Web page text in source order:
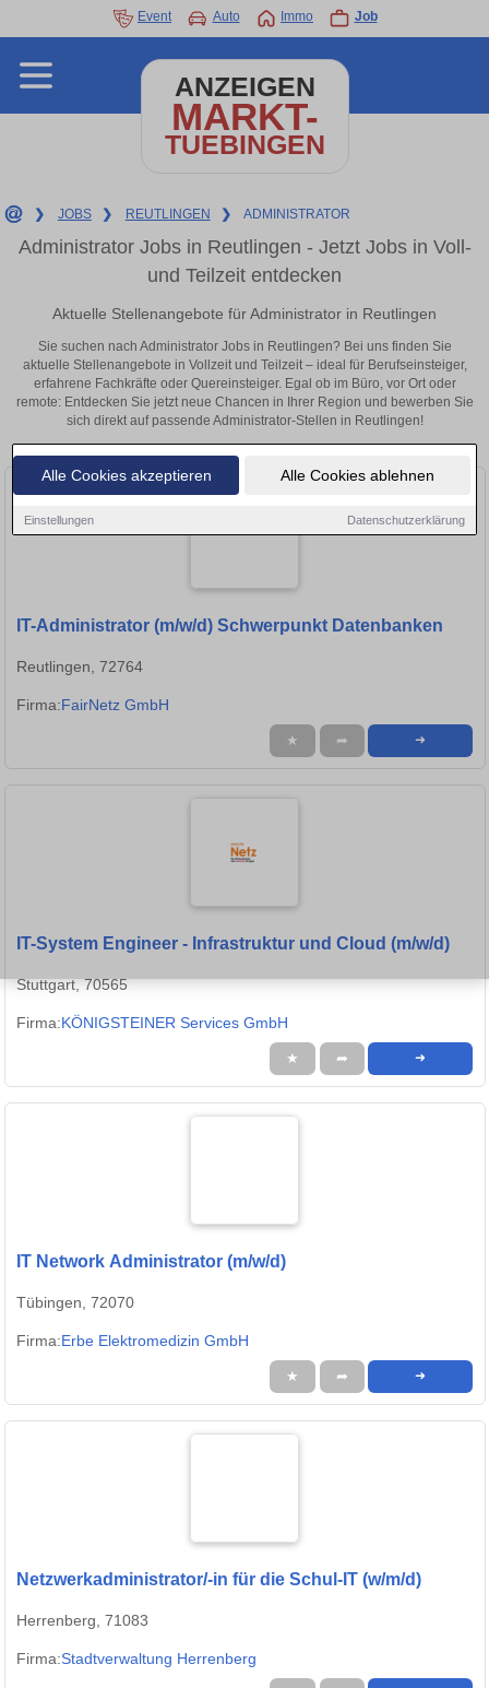
Alle Cookies akzeptieren Alle Cookies ablehnen
Einstellungen Datenschutzerklärung
Event Auto Immo Job
ANZEIGEN
MARKT-
TUEBINGEN
❯ JOBS ❯ REUTLINGEN ❯ ADMINISTRATOR
Administrator Jobs in Reutlingen - Jetzt Jobs in Voll-
und Teilzeit entdecken
Aktuelle Stellenangebote für Administrator in Reutlingen
Sie suchen nach Administrator Jobs in Reutlingen? Bei uns finden Sie
aktuelle Stellenangebote in Vollzeit und Teilzeit – ideal für Berufseinsteiger,
erfahrene Fachkräfte oder Quereinsteiger. Egal ob im Büro, vor Ort oder
remote: Entdecken Sie jetzt neue Chancen in Ihrer Region und bewerben Sie
sich direkt auf passende Administrator-Stellen in Reutlingen!
IT-Administrator (m/w/d) Schwerpunkt Datenbanken
Reutlingen, 72764
Firma:FairNetz GmbH
★ ➦ ➜
IT-System Engineer - Infrastruktur und Cloud (m/w/d)
Stuttgart, 70565
Firma:KÖNIGSTEINER Services GmbH
★ ➦ ➜
IT Network Administrator (m/w/d)
Tübingen, 72070
Firma:Erbe Elektromedizin GmbH
★ ➦ ➜
Netzwerkadministrator/-in für die Schul-IT (w/m/d)
Herrenberg, 71083
Firma:Stadtverwaltung Herrenberg